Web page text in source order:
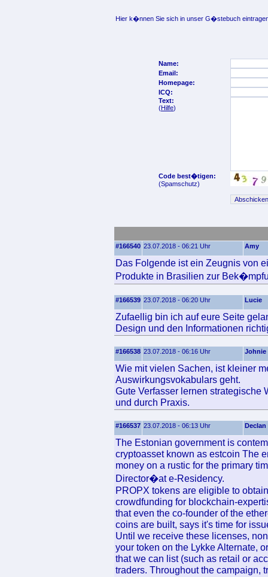
Hier k�nnen Sie sich in unser G�stebuch
Name:
Email:
Homepage:
ICQ:
Text:
(Hilfe)
Code best�tigen:
(Spamschutz)
#166540 23.07.2018 - 06:21 Uhr Amy
Das Folgende ist ein Zeugnis von
Produkte in Brasilien zur
#166539 23.07.2018 - 06:20 Uhr Lucie
Zufaellig bin ich auf eure Seite
Design und den Informationen
#166538 23.07.2018 - 06:16 Uhr Johnie
Wie mit vielen Sachen, ist kleiner
Auswirkungsvokabulars geht.
Gute Verfasser lernen strategische
und durch Praxis.
#166537 23.07.2018 - 06:13 Uhr Declan
The Estonian government is
cryptoasset known as estcoin The
money on a rustic for the primary
Director�at e-Residency.
PROPX tokens are eligible to
crowdfunding for blockchain-
that even the co-founder of the
coins are built, says it's time for
Until we receive these licenses,
your token on the Lykke Alternate,
that we can list (such as retail or
traders. Throughout the campaign,